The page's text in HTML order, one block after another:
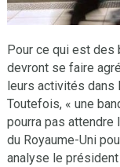
Pour ce qui est des
devront se faire
leurs activités dans
Toutefois, « une
pourra pas attendre
du Royaume-Uni
analyse le